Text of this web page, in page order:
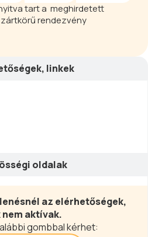
tart a meghirdetett
rendezvény
linkek
oldalak
az elérhetőségek,
aktívak.
gombbal kérhet: